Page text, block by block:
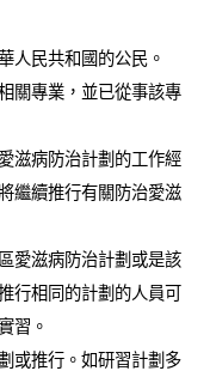
人民共和國的公民。
關專業，並已從事該專
滋病防治計劃的工作經
繼續推行有關防治愛滋
愛滋病防治計劃或是該
行相同的計劃的人員可
習。
或推行。如研習計劃多